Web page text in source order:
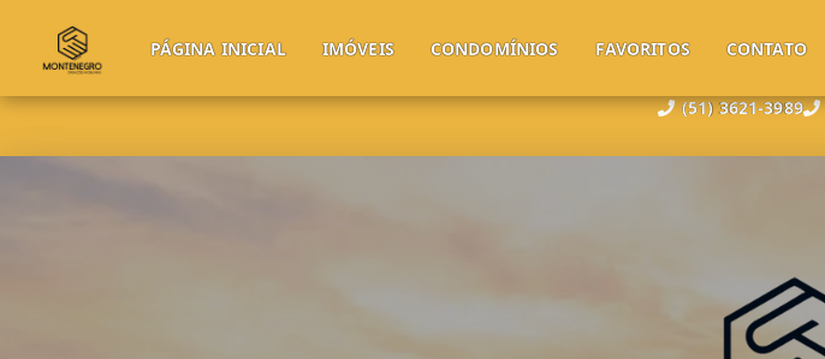
(51) 3621-3989
PÁGINA INICIAL IMÓVEIS CONDOMÍNIOS FAVORITOS CONTATO